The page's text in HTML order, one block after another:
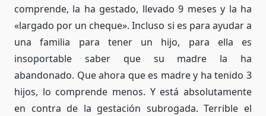
comprende, la ha gestado, llevado 9 meses y la ha
«largado por un cheque». Incluso si es para ayudar a
una familia para tener un hijo, para ella es
insoportable saber que su madre la ha
abandonado. Que ahora que es madre y ha tenido 3
hijos, lo comprende menos. Y está absolutamente
en contra de la gestación subrogada. Terrible el